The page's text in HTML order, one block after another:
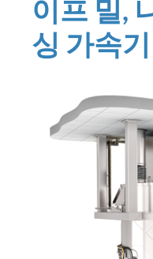
이프 밀,
싱 가속기